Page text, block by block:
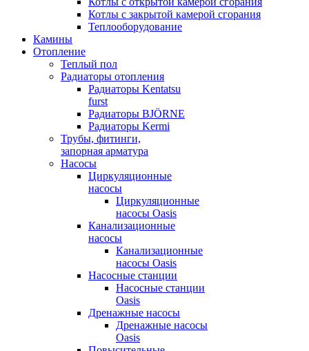
Котлы с закрытой камерой сгорания
Теплооборудование
Камины
Отопление
Теплый пол
Радиаторы отопления
Радиаторы Kentatsu
furst
Радиаторы BJÖRNE
Радиаторы Kermi
Трубы, фитинги,
запорная арматура
Насосы
Циркуляционные
насосы
Циркуляционные
насосы Oasis
Канализационные
насосы
Канализационные
насосы Oasis
Насосные станции
Насосные станции
Oasis
Дренажные насосы
Дренажные насосы
Oasis